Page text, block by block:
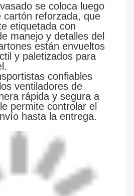
se coloca luego
cartón reforzada, que
etiquetada con
manejo y detalles del
están envueltos
y paletizados para
confiables
ventiladores de
rápida y segura a
permite controlar el
hasta la entrega.